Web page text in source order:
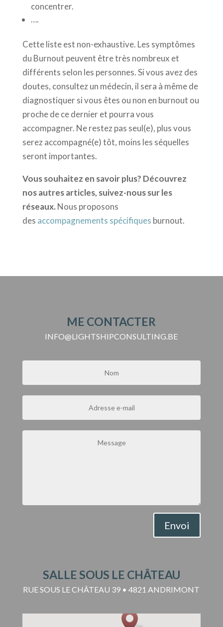
concentrer.
….
Cette liste est non-exhaustive. Les symptômes
du Burnout peuvent être très nombreux et
différents selon les personnes. Si vous avez des
doutes, consultez un médecin, il sera à même de
diagnostiquer si vous êtes ou non en burnout ou
proche de ce dernier et pourra vous
accompagner. Ne restez pas seul(e), plus vous
serez accompagné(e) tôt, moins les séquelles
seront importantes.
Vous souhaitez en savoir plus? Découvrez
nos autres articles, suivez-nous sur les
réseaux. Nous proposons
des accompagnements spécifiques burnout.
ME CONTACTER
INFO@LIGHTSHIPCONSULTING.BE
Envoi
SALLE SOUS LE CHÂTEAU
RUE SOUS LE CHÂTEAU 39 • 4821 ANDRIMONT